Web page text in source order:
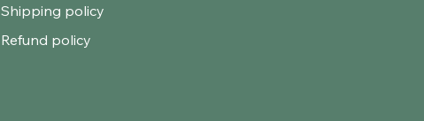
Shipping policy
Refund policy